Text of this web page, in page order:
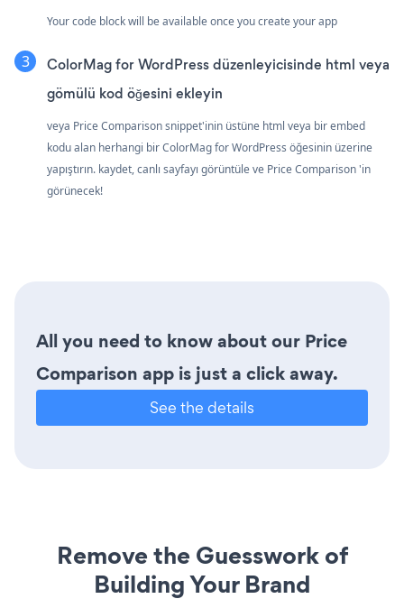
Your code block will be available once you create your app
ColorMag for WordPress düzenleyicisinde html veya
gömülü kod öğesini ekleyin
veya Price Comparison snippet'inin üstüne html veya bir embed
kodu alan herhangi bir ColorMag for WordPress öğesinin üzerine
yapıştırın. kaydet, canlı sayfayı görüntüle ve Price Comparison 'in
görünecek!
All you need to know about our Price
Comparison app is just a click away.
See the details
Remove the Guesswork of
Building Your Brand